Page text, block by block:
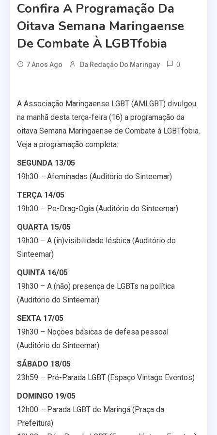
Confira A Programação Da
Oitava Semana Maringaense
De Combate À LGBTfobia
7 Anos Ago Da Redação Do Maringay 0
A Associação Maringaense LGBT (AMLGBT) divulgou
na manhã desta terça-feira (16) a programação da
oitava Semana Maringaense de Combate à LGBTfobia.
Veja a programação completa:
SEGUNDA 13/05
19h30 – Afeminadas (Auditório do Sinteemar)
TERÇA 14/05
19h30 – Pe-Drag-Ogia (Auditório do Sinteemar)
QUARTA 15/05
19h30 – A (in)visibilidade lésbica (Auditório do
Sinteemar)
QUINTA 16/05
19h30 – A (não) presença de LGBTs na política
(Auditório do Sinteemar)
SEXTA 17/05
19h30 – Noções básicas de defesa pessoal
(Auditório do Sinteemar)
SÁBADO 18/05
23h59 – Pré-Parada LGBT (Espaço Vintage Eventos)
DOMINGO 19/05
12h00 – Parada LGBT de Maringá (Praça da
Prefeitura)